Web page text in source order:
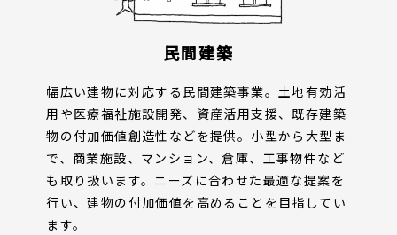
民間建築
幅広い建物に対応する民間建築事業。土地有効活
用や医療福祉施設開発、資産活用支援、既存建築
物の付加価値創造性などを提供。小型から大型ま
で、商業施設、マンション、倉庫、工事物件など
も取り扱います。ニーズに合わせた最適な提案を
行い、建物の付加価値を高めることを目指してい
ます。